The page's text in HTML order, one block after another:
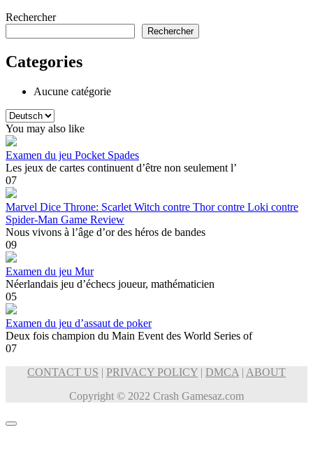
Rechercher
Rechercher
Categories
Aucune catégorie
Choisir
une
langue
You may also like
Examen du jeu Pocket Spades
Les jeux de cartes continuent d’être non seulement l’
07
Marvel Dice Throne: Scarlet Witch contre Thor contre Loki contre
Spider-Man Game Review
Nous vivons à l’âge d’or des héros de bandes
09
Examen du jeu Mur
Néerlandais jeu d’échecs joueur, mathématicien
05
Examen du jeu d’assaut de poker
Deux fois champion du Main Event des World Series of
07
CONTACT US | PRIVACY POLICY | DMCA | ABOUT
Copyright © 2022 Crash Gamesaz.com